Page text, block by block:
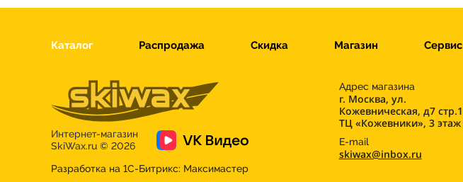
Каталог Распродажа Скидка Магазин Сервис
Интернет-магазин
SkiWax.ru © 2026
Разработка на 1С-Битрикс: Максимастер
Адрес магазина
г. Москва, ул.
Кожевническая, д7 стр.1
ТЦ «Кожевники», 3 этаж
E-mail
skiwax@inbox.ru